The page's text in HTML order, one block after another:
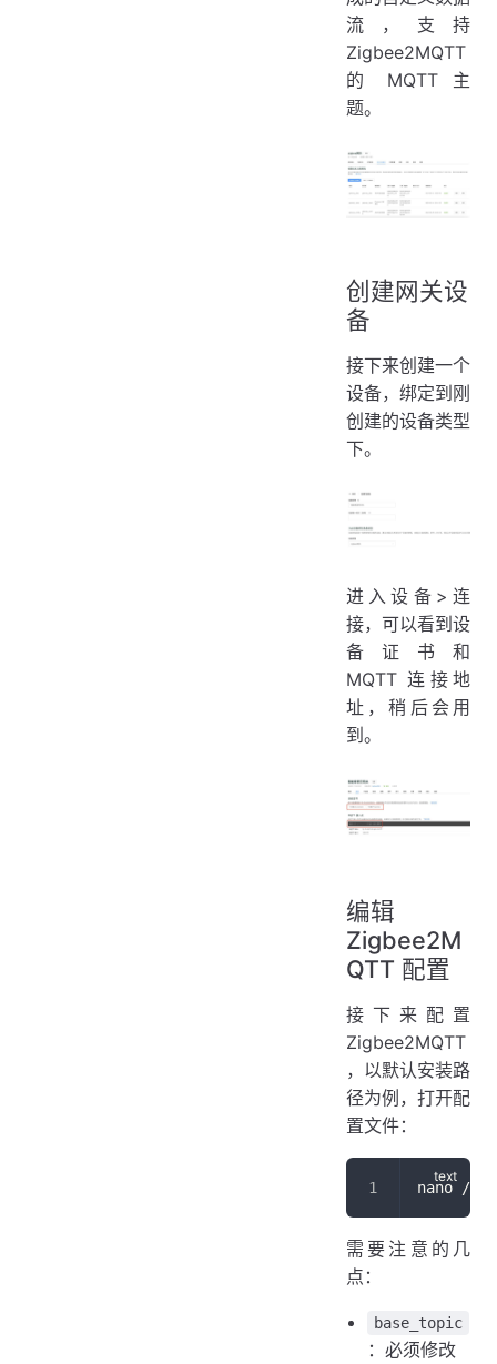
流，支持
Zigbee2MQTT
的 MQTT 主
题。
创建网关设
备
接下来创建一个
设备，绑定到刚
创建的设备类型
下。
进入设备>连
接，可以看到设
备证书和
MQTT 连接地
址，稍后会用
到。
编辑
Zigbee2M
QTT 配置
接下来配置
Zigbee2MQTT
，以默认安装路
径为例，打开配
置文件：
nano /
需要注意的几
点：
base_topic
：必须修改